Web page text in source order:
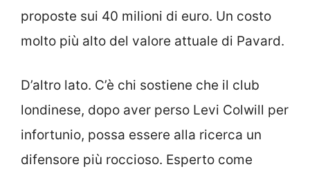
proposte sui 40 milioni di euro. Un costo
molto più alto del valore attuale di Pavard.
D’altro lato. C’è chi sostiene che il club
londinese, dopo aver perso Levi Colwill per
infortunio, possa essere alla ricerca un
difensore più roccioso. Esperto come